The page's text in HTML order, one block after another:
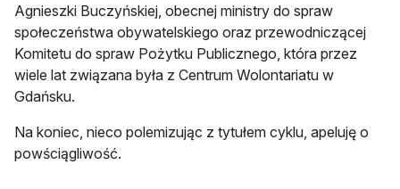
Agnieszki Buczyńskiej, obecnej ministry do spraw
społeczeństwa obywatelskiego oraz przewodniczącej
Komitetu do spraw Pożytku Publicznego, która przez
wiele lat związana była z Centrum Wolontariatu w
Gdańsku.
Na koniec, nieco polemizując z tytułem cyklu, apeluję o
powściągliwość.